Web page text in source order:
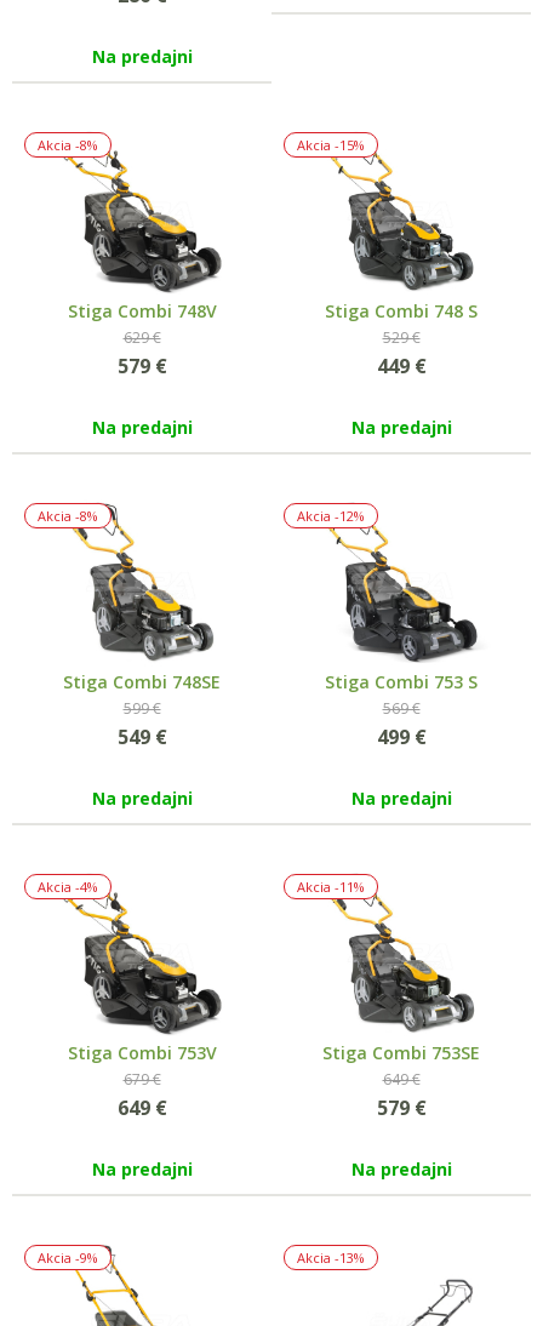
Na predajni
Akcia -8%
Stiga Combi 748V
629 €
579 €
Na predajni
Akcia -15%
Stiga Combi 748 S
529 €
449 €
Na predajni
Akcia -8%
Stiga Combi 748SE
599 €
549 €
Na predajni
Akcia -12%
Stiga Combi 753 S
569 €
499 €
Na predajni
Akcia -4%
Stiga Combi 753V
679 €
649 €
Na predajni
Akcia -11%
Stiga Combi 753SE
649 €
579 €
Na predajni
Akcia -9% Akcia -13%